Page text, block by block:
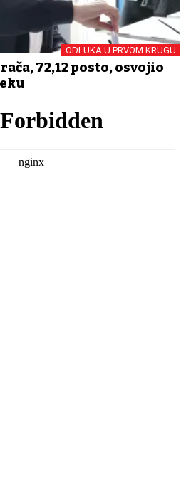
ODLUKA U PRVOM KRUGU
72,12 posto, osvojio